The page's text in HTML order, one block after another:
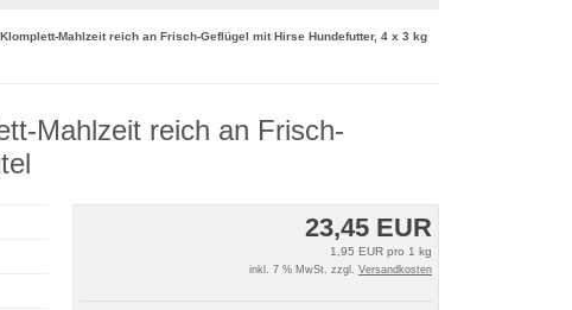
Mahlzeit reich an Frisch-Geflügel mit Hirse Hundefutter, 4 x 3 kg
Mahlzeit reich an Frisch-
23,45 EUR
1,95 EUR pro 1 kg
inkl. 7 % MwSt. zzgl. Versandkosten